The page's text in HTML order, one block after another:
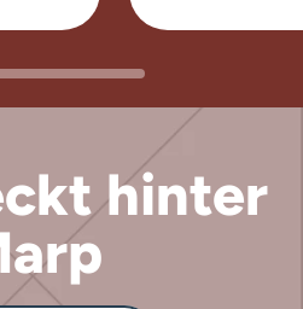
das
verdaulichen
alle Hunde…
hinter